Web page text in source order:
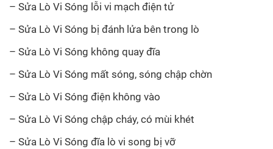
– Sửa Lò Vi Sóng lỗi vi mạch điện tử
– Sửa Lò Vi Sóng bị đánh lửa bên trong lò
– Sửa Lò Vi Sóng không quay đĩa
– Sửa Lò Vi Sóng mất sóng, sóng chập chờn
– Sửa Lò Vi Sóng điện không vào
– Sửa Lò Vi Sóng chập cháy, có mùi khét
– Sửa Lò Vi Sóng đĩa lò vi song bị vỡ